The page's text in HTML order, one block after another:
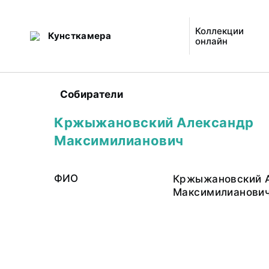
Кунсткамера
Коллекции
онлайн
Собиратели
Кржыжановский Александр
Максимилианович
ФИО
Кржыжановский